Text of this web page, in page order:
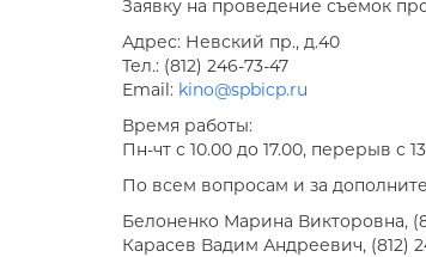
Заявку на проведение съёмок
Адрес: Невский пр., д.40
Тел.: (812) 246-73-47
Email: kino@spbicp.ru
Время работы:
Пн-чт с 10.00 до 17.00, перерыв с
По всем вопросам и за
Белоненко Марина Викторовна,
Карасев Вадим Андреевич, (812)